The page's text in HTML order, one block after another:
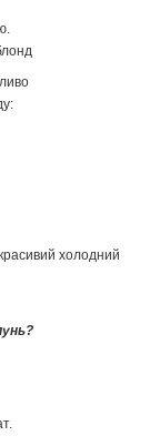
холодний